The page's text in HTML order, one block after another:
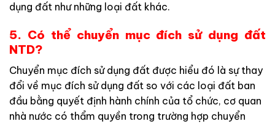
dụng đất như những loại đất khác.
5. Có thể chuyển mục đích sử dụng đất
NTD?
Chuyển mục đích sử dụng đất được hiểu đó là sự thay
đổi về mục đích sử dụng đất so với các loại đất ban
đầu bằng quyết định hành chính của tổ chức, cơ quan
nhà nước có thẩm quyền trong trường hợp chuyển